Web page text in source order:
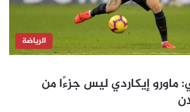
الرياضة
ماورو إيكاردي ليس جزءًا من